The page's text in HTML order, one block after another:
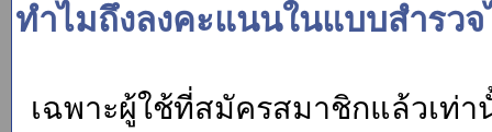
ทำไมถึงลงคะแนนในแบบสำรวจ
เฉพาะผู้ใช้ที่สมัครสมาชิกแล้วเท่